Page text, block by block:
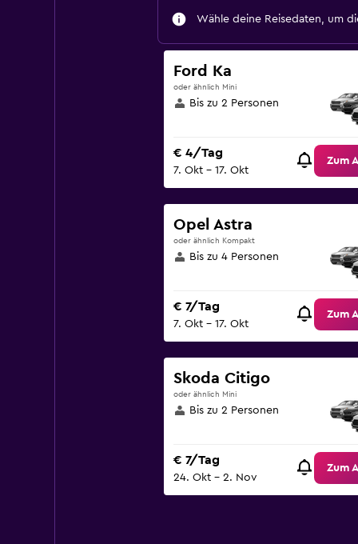
Wähle deine Reisedaten, um
Ford Ka
oder ähnlich Mini
Bis zu 2 Personen
€ 4/Tag
7. Okt – 17. Okt
Zum
Opel Astra
oder ähnlich Kompakt
Bis zu 4 Personen
€ 7/Tag
7. Okt – 17. Okt
Zum
Skoda Citigo
oder ähnlich Mini
Bis zu 2 Personen
€ 7/Tag
24. Okt – 2. Nov
Zum